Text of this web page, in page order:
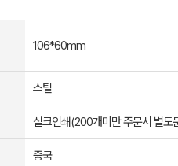
106*60mm
스틸
실크인쇄(200개미만 주문시 별도
중국